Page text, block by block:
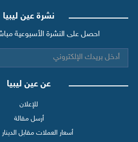
نشرة عين ليبيا
احصل على النشرة الأسبوعية
عن عين ليبيا
للإعلان
أرسل مقالة
أسعار العملات مقابل الدينار